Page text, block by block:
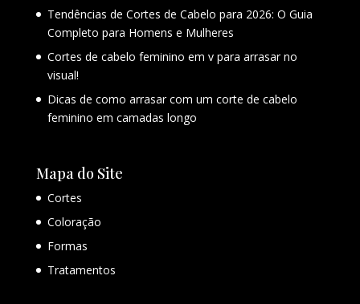
Tendências de Cortes de Cabelo para 2026: O Guia
Completo para Homens e Mulheres
Cortes de cabelo feminino em v para arrasar no
visual!
Dicas de como arrasar com um corte de cabelo
feminino em camadas longo
Mapa do Site
Cortes
Coloração
Formas
Tratamentos